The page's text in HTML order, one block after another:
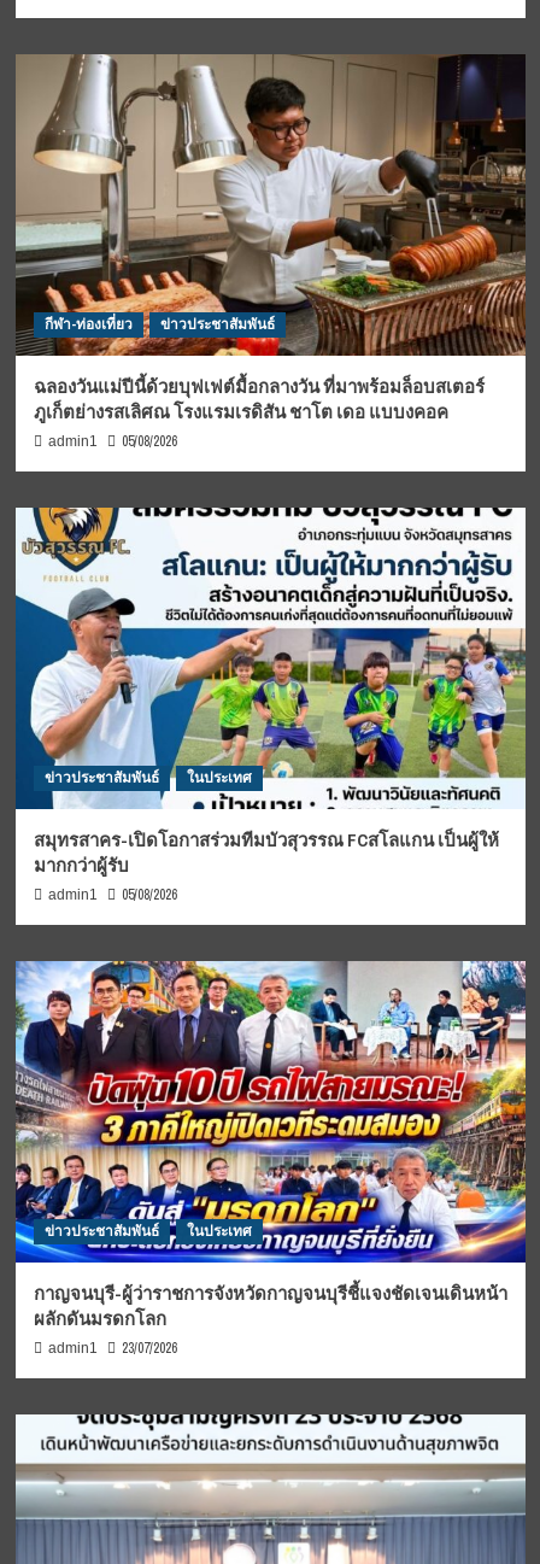
กีฬา-ท่องเที่ยว ข่าวประชาสัมพันธ์
ฉลองวันแม่ปีนี้ด้วยบุฟเฟต์มื้อกลางวัน ที่มาพร้อมล็อบสเตอร์
ภูเก็ตย่างรสเลิศณ โรงแรมเรดิสัน ชาโต เดอ แบบงคอค
admin1 05/08/2026
ข่าวประชาสัมพันธ์ ในประเทศ
สมุทรสาคร-เปิดโอกาสร่วมทีมบัวสุวรรณ FCสโลแกน เป็นผู้ให้
มากกว่าผู้รับ
admin1 05/08/2026
ข่าวประชาสัมพันธ์ ในประเทศ
กาญจนบุรี-ผู้ว่าราชการจังหวัดกาญจนบุรีชี้แจงชัดเจนเดินหน้า
ผลักดันมรดกโลก
admin1 23/07/2026